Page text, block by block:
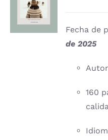
CARRITO
/
DETALLES
Fecha de
de 2025
160